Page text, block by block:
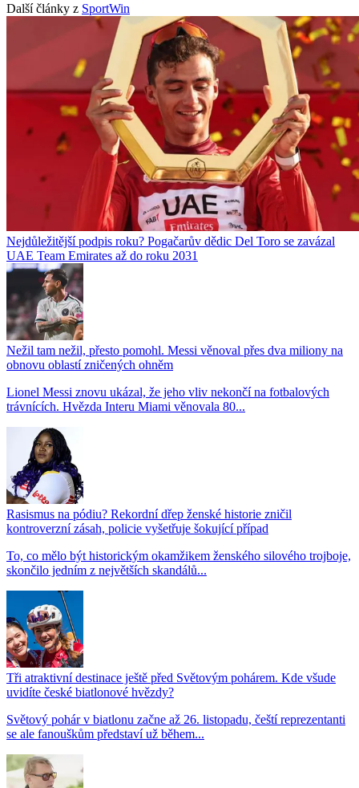
Další články z SportWin
Nejdůležitější podpis roku? Pogačarův dědic Del Toro se zavázal
UAE Team Emirates až do roku 2031
Nežil tam nežil, přesto pomohl. Messi věnoval přes dva miliony na
obnovu oblastí zničených ohněm
Lionel Messi znovu ukázal, že jeho vliv nekončí na fotbalových
trávnících. Hvězda Interu Miami věnovala 80...
Rasismus na pódiu? Rekordní dřep ženské historie zničil
kontroverzní zásah, policie vyšetřuje šokující případ
To, co mělo být historickým okamžikem ženského silového trojboje,
skončilo jedním z největších skandálů...
Tři atraktivní destinace ještě před Světovým pohárem. Kde všude
uvidíte české biatlonové hvězdy?
Světový pohár v biatlonu začne až 26. listopadu, čeští reprezentanti
se ale fanouškům představí už během...